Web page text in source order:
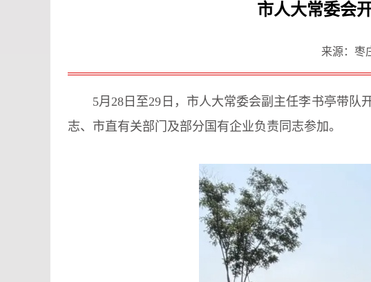
市人大常委会
来源：枣
5月28日至29日，市人大常委会副主任李书亭带队
志、市直有关部门及部分国有企业负责同志参加。